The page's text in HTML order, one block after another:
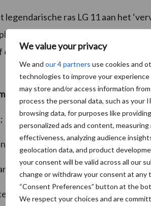
We value your privacy
We and our 4 partners use cookies and
technologies to improve your
may store and/or access information
process the personal data, such as your
browsing data, for purposes like
personalized ads and content,
effectiveness, analyzing audience
geolocation data, and product
your consent will be valid across all our
change or withdraw your consent at any
“Consent Preferences” button at the
We respect your choices and are
ras LG 11 aan het
Met succes: ons
22.672 kVEM in de
oogstzekerheid, ook op de
gras te oogsten;
af te wachten;
zaaien.